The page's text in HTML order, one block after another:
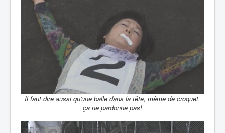
Il faut dire aussi qu'une balle dans la tête, même de croquet,
ça ne pardonne pas!